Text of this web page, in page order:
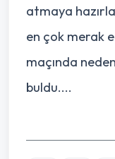
atmaya
en çok merak
maçında
buldu....